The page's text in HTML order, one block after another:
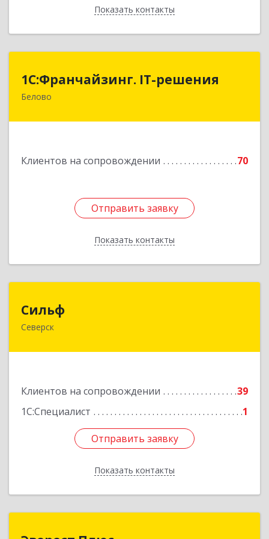
Показать контакты
Назад
1С:Франчайзинг. IT-решения
Белово
Клиентов на сопровождении 70
Отправить заявку
Показать контакты
1С:Франчайзинг. IT-решения
Отправить заявку
Назад
Сильф
Северск
Клиентов на сопровождении
39
1С:Специалист
1
Отправить заявку
Показать контакты
636000, Томская обл, Северск г, Спортивная ул,
Отправить заявку
Назад